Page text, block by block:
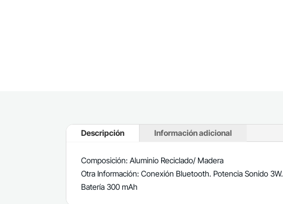
Descripción Información adicional
Composición: Aluminio Reciclado/ Madera
Otra Información: Conexión Bluetooth. Potencia Sonido 3W.
Batería 300 mAh